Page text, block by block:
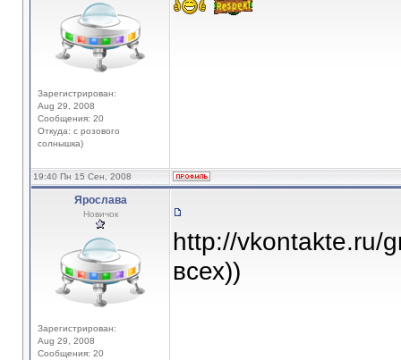
Зарегистрирован:
Aug 29, 2008
Сообщения: 20
Откуда: с розового
солнышка)
19:40 Пн 15 Сен, 2008
Ярослава
Новичок
Зарегистрирован:
Aug 29, 2008
Сообщения: 20
http://vkontakte.ru/
всех))